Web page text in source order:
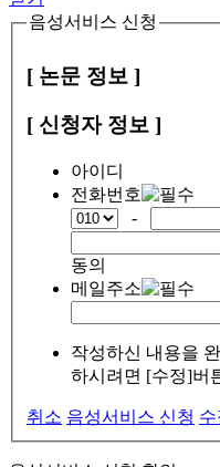
음성서비스 신청
[ 논문 정보 ]
[ 신청자 정보 ]
아이디
전화번호
-
동의
메일주소
작성하신 내용을
하시려면 [수정]버
취소 음성서비스 신청 수